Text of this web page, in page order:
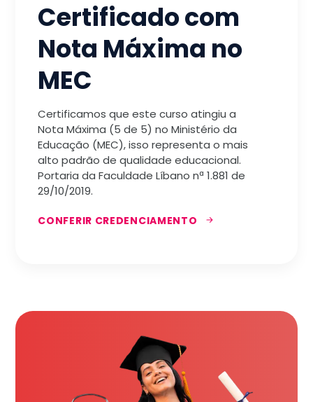
Certificado com
Nota Máxima no
MEC
Certificamos que este curso atingiu a
Nota Máxima (5 de 5) no Ministério da
Educação (MEC), isso representa o mais
alto padrão de qualidade educacional.
Portaria da Faculdade Líbano nª 1.881 de
29/10/2019.
CONFERIR CREDENCIAMENTO